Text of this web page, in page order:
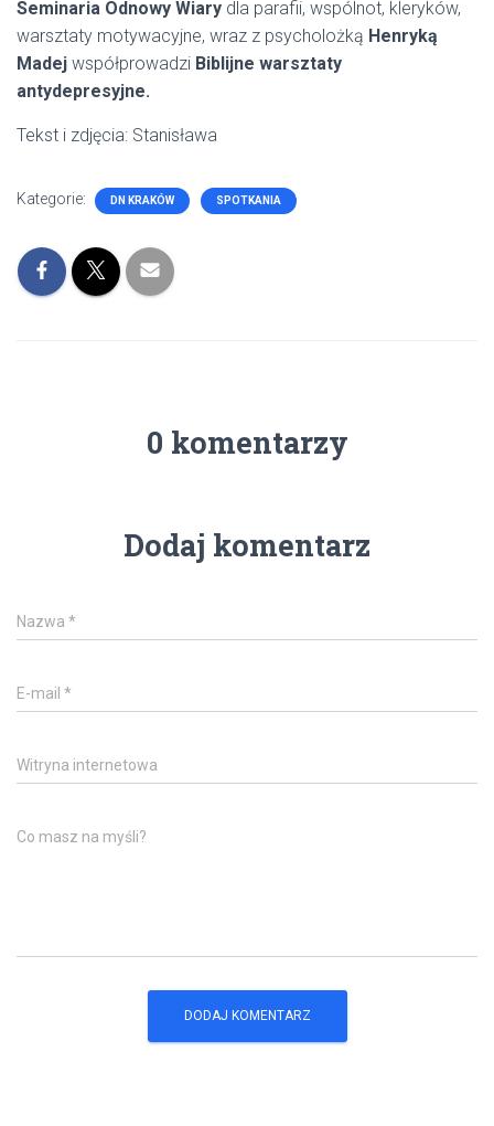
Seminaria Odnowy Wiary dla parafii, wspólnot, kleryków,
warsztaty motywacyjne, wraz z psycholożką Henryką
Madej współprowadzi Biblijne warsztaty
antydepresyjne.
Tekst i zdjęcia: Stanisława
Kategorie: DN KRAKÓW SPOTKANIA
0 komentarzy
Dodaj komentarz
Nazwa *
E-mail *
Witryna internetowa
Co masz na myśli?